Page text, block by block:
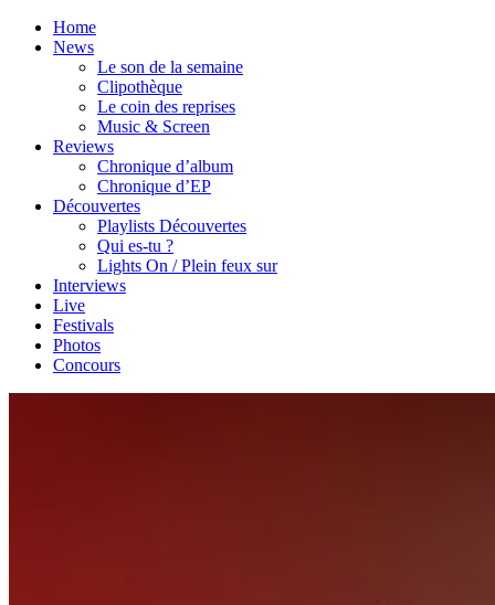
Home
News
Le son de la semaine
Clipothèque
Le coin des reprises
Music & Screen
Reviews
Chronique d’album
Chronique d’EP
Découvertes
Playlists Découvertes
Qui es-tu ?
Lights On / Plein feux sur
Interviews
Live
Festivals
Photos
Concours